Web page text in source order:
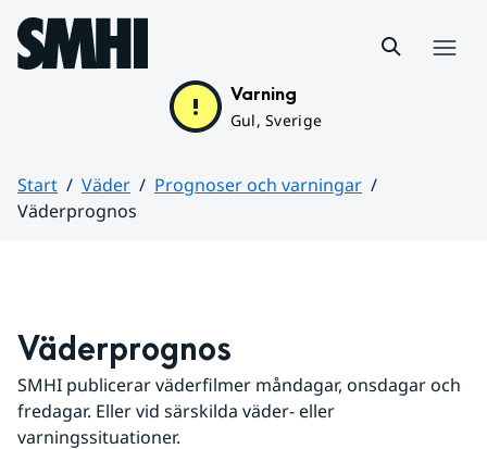
Hoppa till sidans innehåll
Varning
Gul, Sverige
Start Väder
Prognoser och varningar
Väderprognos
Väderprognos
SMHI publicerar väderfilmer måndagar, onsdagar och
fredagar. Eller vid särskilda väder- eller
varningssituationer.